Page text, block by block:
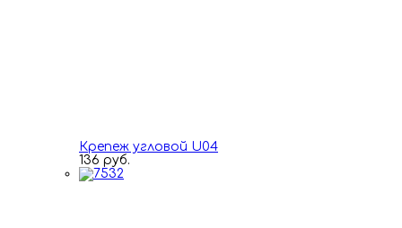
Крепеж угловой U04
136 руб.